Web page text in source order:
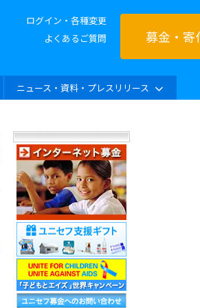
ログイン・各種変更
よくあるご質問
募金・寄
ニュース・資料・プレスリリース